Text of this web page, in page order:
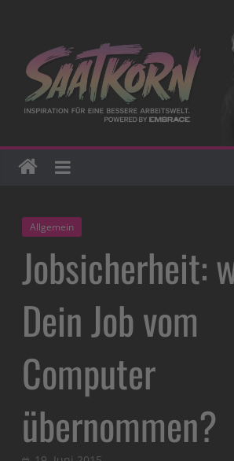
Allgemein
Jobsicherheit:
Dein Job vom
Computer
übernommen?